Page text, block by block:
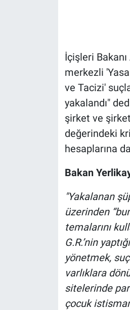
İçişleri
merkezli
ve Tacizi'
yakalandı"
şirket ve
değerindeki
hesaplarına
Bakan
"Yakalanan
üzerinden
temalarını
G.R.’nin
yönetmek,
varlıklara
sitelerinde
çocuk
Günün görüntüsü
Koronavirüs
Kültür Sanat
Ne demişti
Programlar